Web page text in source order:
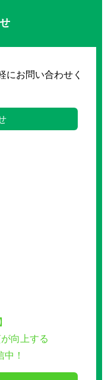
にお問い合わせく
向上する
中！